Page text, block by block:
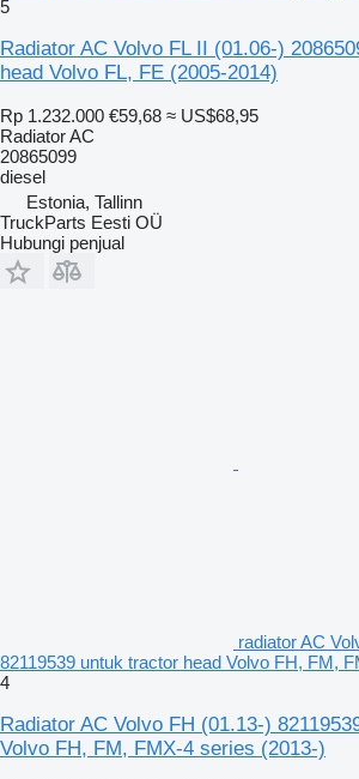
5
Radiator AC Volvo FL II (01.06-)
head Volvo FL, FE (2005-2014)
Rp 1.232.000 €59,68 ≈ US$68,95
Radiator AC
20865099
diesel
Estonia, Tallinn
TruckParts Eesti OÜ
Hubungi penjual
radiator AC
82119539 untuk tractor head Volvo FH, FM,
4
Radiator AC Volvo FH (01.13-)
Volvo FH, FM, FMX-4 series (2013-)